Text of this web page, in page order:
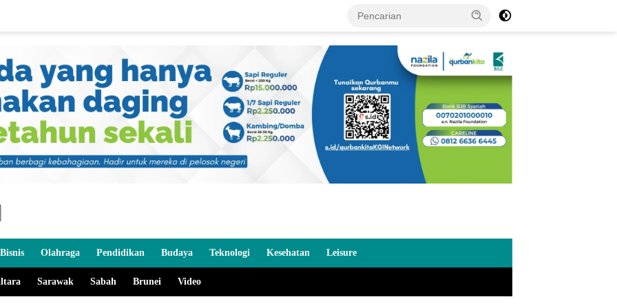
Olahraga Pendidikan Budaya Teknologi Kesehatan Leisure
Sarawak Sabah Brunei Video